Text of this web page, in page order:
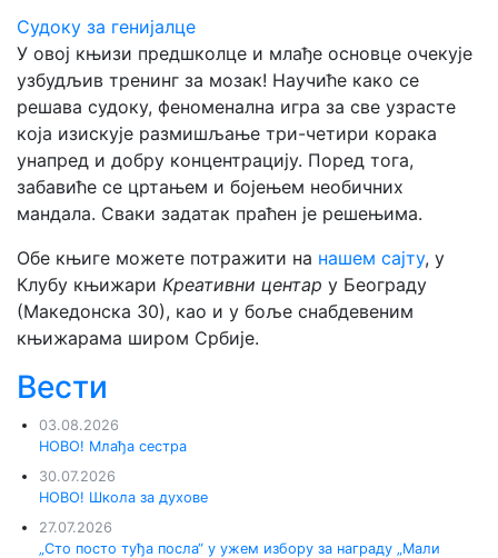
Судоку за генијалце
У овој књизи предшколце и млађе основце очекује
узбудљив тренинг за мозак! Научиће како се
решава судоку, феноменална игра за све узрасте
која изискује размишљање три-четири корака
унапред и добру концентрацију. Поред тога,
забавиће се цртањем и бојењем необичних
мандала. Сваки задатак праћен је решењима.
Обе књиге можете потражити на нашем сајту, у
Клубу књижари Креативни центар у Београду
(Македонска 30), као и у боље снабдевеним
књижарама широм Србије.
Вести
03.08.2026
НОВО! Млађа сестра
30.07.2026
НОВО! Школа за духове
27.07.2026
„Сто посто туђа посла“ у ужем избору за награду „Мали